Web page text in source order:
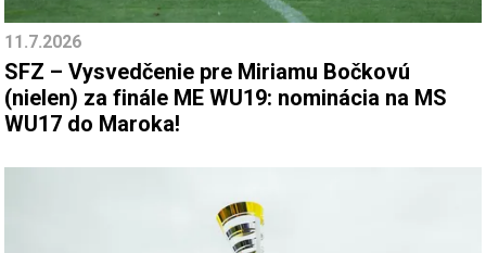
11.7.2026
SFZ – Vysvedčenie pre Miriamu Bočkovú
(nielen) za finále ME WU19: nominácia na MS
WU17 do Maroka!